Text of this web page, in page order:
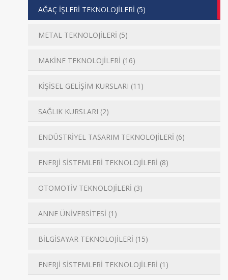
AĞAÇ İŞLERİ TEKNOLOJİLERİ (5)
METAL TEKNOLOJİLERİ (5)
MAKİNE TEKNOLOJİLERİ (16)
KİŞİSEL GELİŞİM KURSLARI (11)
SAĞLIK KURSLARI (2)
ENDÜSTRİYEL TASARIM TEKNOLOJİLERİ (6)
ENERJİ SİSTEMLERİ TEKNOLOJİLERİ (8)
OTOMOTİV TEKNOLOJİLERİ (3)
ANNE ÜNİVERSİTESİ (1)
BİLGİSAYAR TEKNOLOJİLERİ (15)
ENERJİ SİSTEMLERİ TEKNOLOJİLERİ (1)